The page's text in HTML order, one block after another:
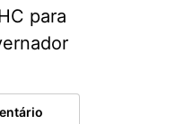
para